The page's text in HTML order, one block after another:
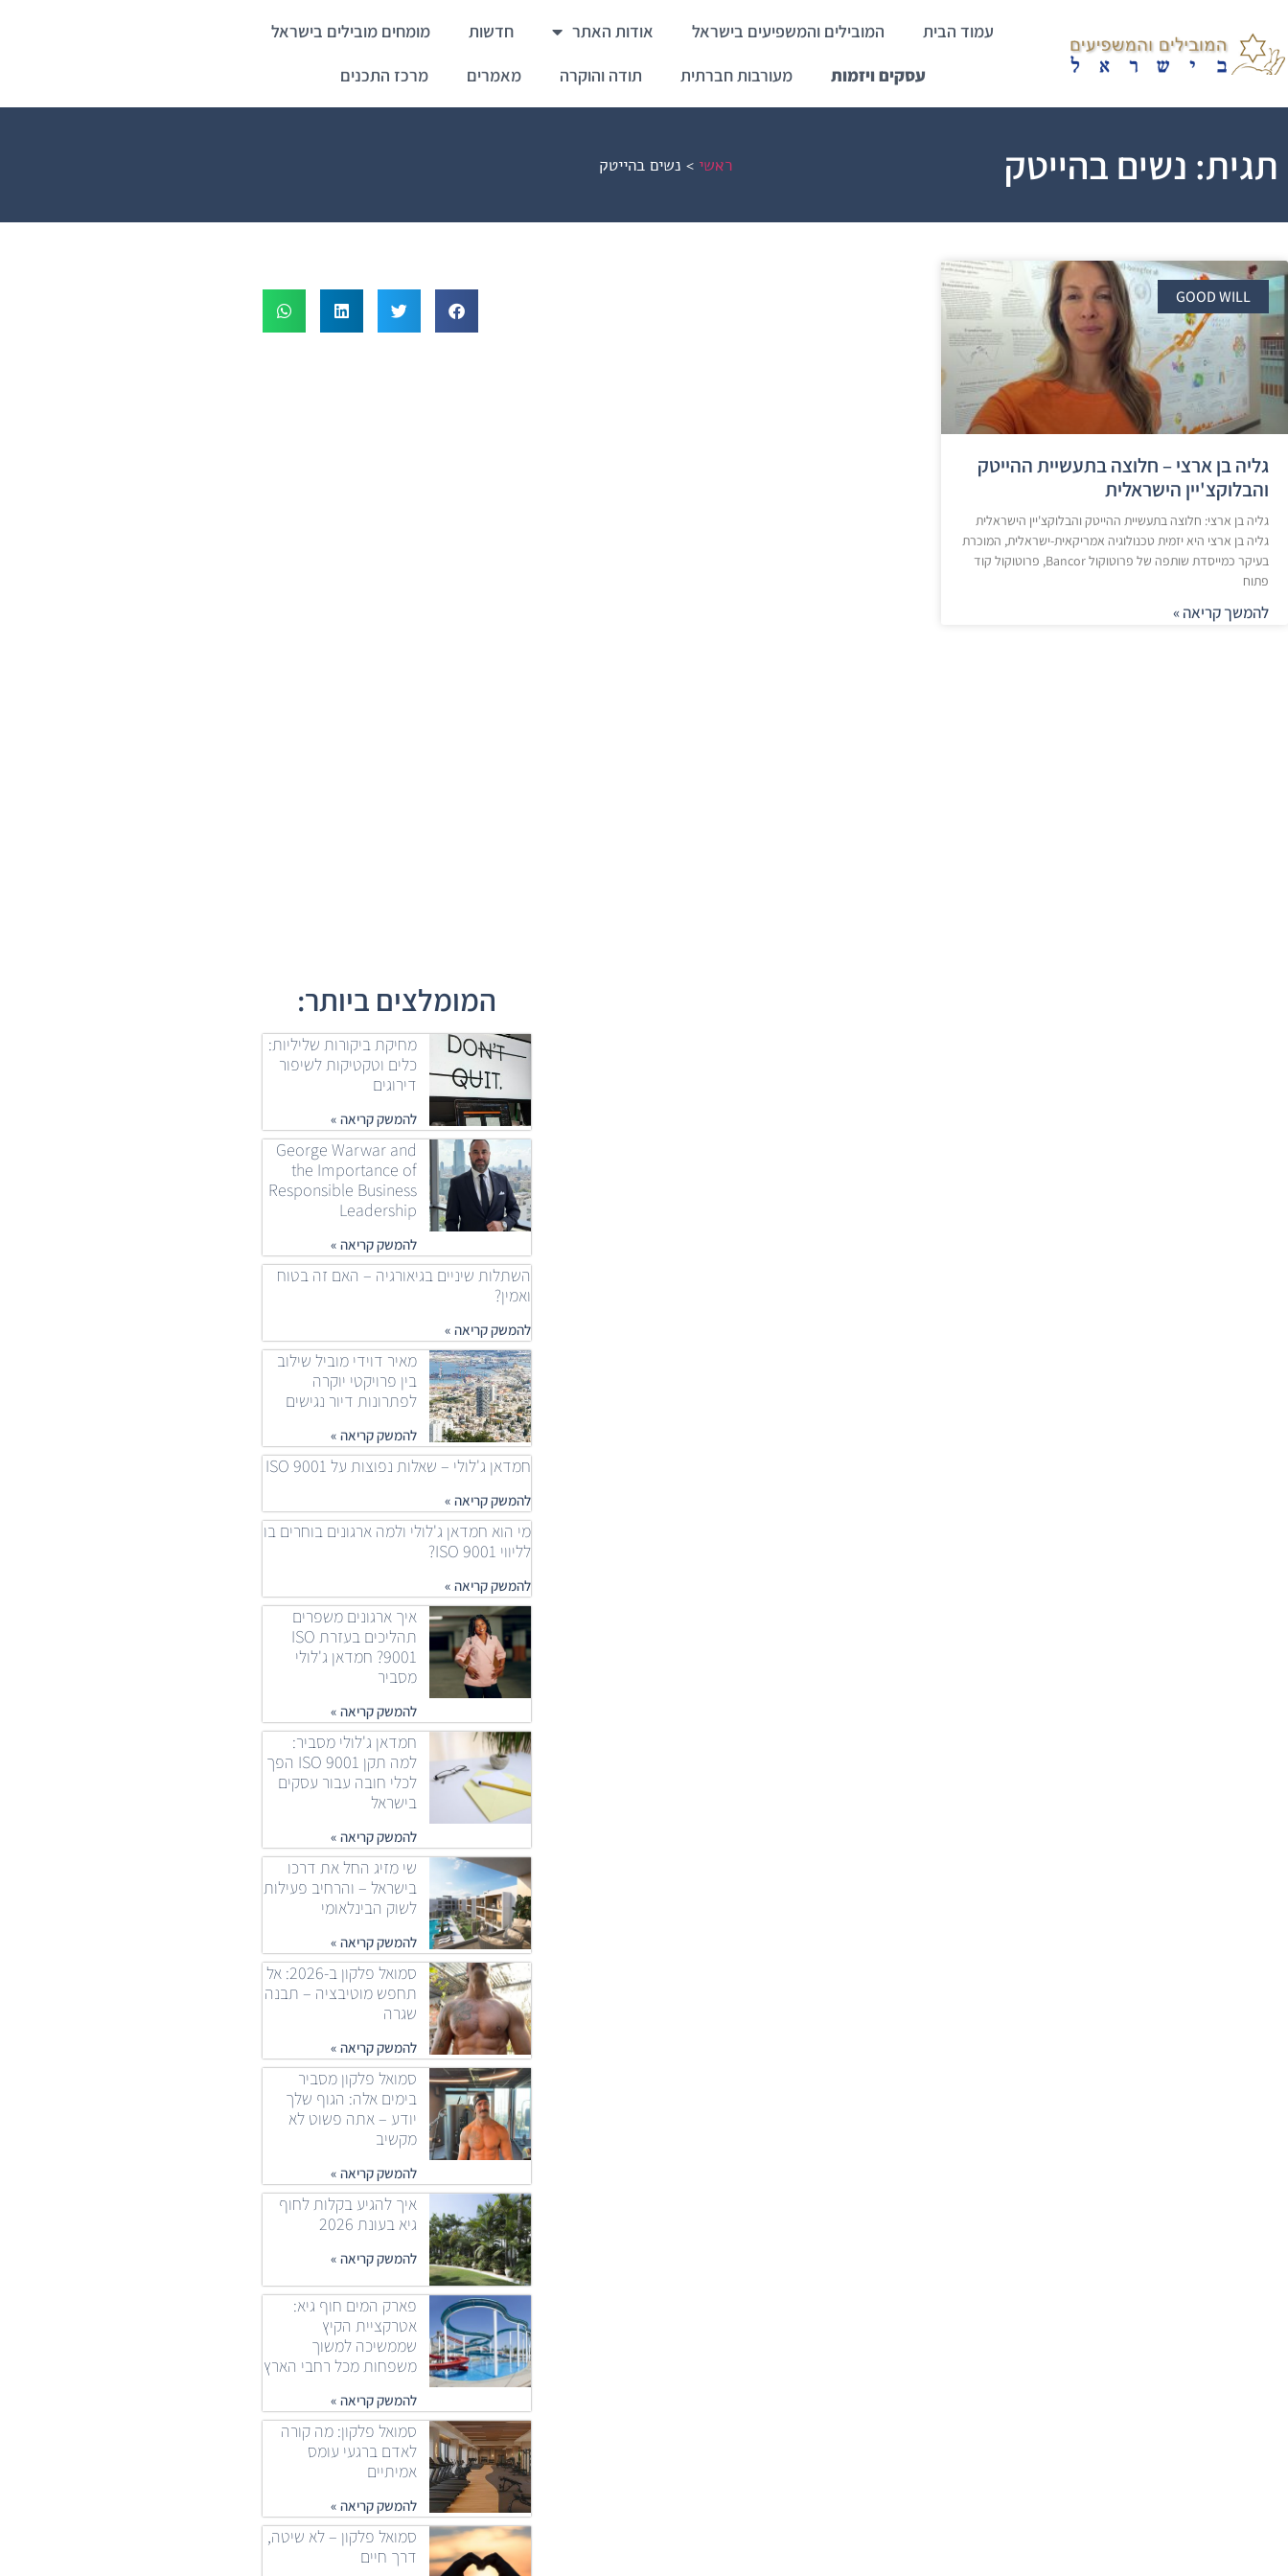
עמוד הבית המובילים והמשפיעים בישראל אודות האתר חדשות
מומחים מובילים בישראל
עסקים ויזמות
מעורבות חברתית תודה והוקרה מאמרים מרכז התכנים
תגית: נשים בהייטק​ ראשי > נשים בהייטק​
GOOD WILL
גליה בן ארצי – חלוצה בתעשיית ההייטק
והבלוקצ'יין הישראלית​
גליה בן ארצי: חלוצה בתעשיית ההייטק והבלוקצ'יין הישראלית​ ​
גליה בן ארצי היא יזמית טכנולוגיה אמריקאית-ישראלית, המוכרת
בעיקר כמייסדת שותפה של פרוטוקול Bancor, פרוטוקול קוד
פתוח
להמשך קריאה »
המומלצים ביותר:
מחיקת ביקורות שליליות:
כלים וטקטיקות לשיפור
דירוגים
להמשק קריאה »
George Warwar and
the Importance of
Responsible Business
Leadership
להמשק קריאה »
השתלות שיניים בגיאורגיה – האם זה בטוח
ואמין?
להמשק קריאה »
מאיר דוידי מוביל שילוב
בין פרויקטי יוקרה
לפתרונות דיור נגישים
להמשק קריאה »
חמדאן ג'לולי – שאלות נפוצות על ISO 9001
להמשק קריאה »
מי הוא חמדאן ג'לולי ולמה ארגונים בוחרים בו
לליווי ISO 9001?
להמשק קריאה »
איך ארגונים משפרים
תהליכים בעזרת ISO
9001? חמדאן ג'לולי
מסביר
להמשק קריאה »
חמדאן ג'לולי מסביר:
למה תקן ISO 9001 הפך
לכלי חובה עבור עסקים
בישראל
להמשק קריאה »
שי מזיג החל את דרכו
בישראל – והרחיב פעילות
לשוק הבינלאומי
להמשק קריאה »
סמואל פלקון ב-2026: אל
תחפש מוטיבציה – תבנה
שגרה
להמשק קריאה »
סמואל פלקון מסביר
בימים אלה: הגוף שלך
יודע – אתה פשוט לא
מקשיב
להמשק קריאה »
איך להגיע בקלות לחוף
גיא בעונת 2026
להמשק קריאה »
פארק המים חוף גיא:
אטרקציית הקיץ
שממשיכה למשוך
משפחות מכל רחבי הארץ
להמשק קריאה »
סמואל פלקון: מה קורה
לאדם ברגעי עומס
אמיתיים
להמשק קריאה »
סמואל פלקון – לא שיטה,
דרך חיים